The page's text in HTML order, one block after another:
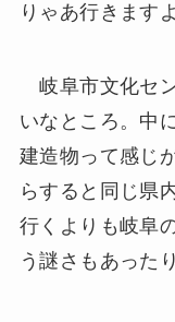
りゃあ行きます
岐阜市文化セ
いなところ。中
建造物って感じ
らすると同じ県
行くよりも岐阜
う謎さもあった